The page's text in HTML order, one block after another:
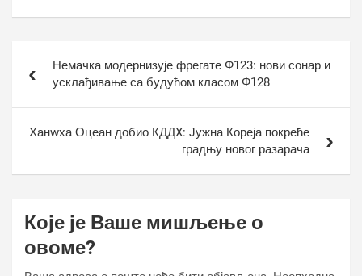
чланкаНемачка модернизује фрегате Ф123: нови сонар и
усклађивање са будућом класом Ф128
Ханwха Оцеан добио КДДX: Јужна Кореја покреће
градњу новог разарача
Које је Ваше мишљење о
овоме?